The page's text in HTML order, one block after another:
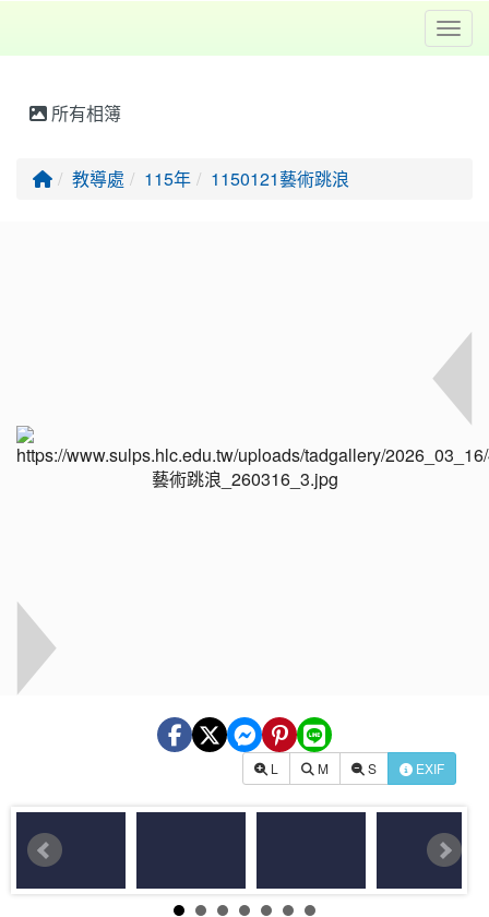
所有相簿
回首頁
教導處 115年 1150121藝術跳浪
L M S EXIF